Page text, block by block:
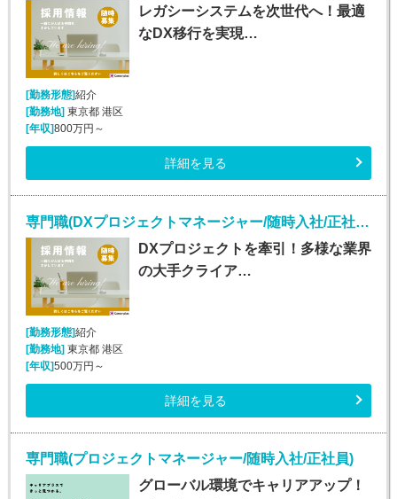
レガシーシステムを次世代へ！最適
なDX移行を実現…
[勤務形態]紹介
[勤務地] 東京都 港区
[年収]800万円～
詳細を見る
専門職(DXプロジェクトマネージャー/随時入社/正社員)
DXプロジェクトを牽引！多様な業界
の大手クライア…
[勤務形態]紹介
[勤務地]東京都 港区
[年収]500万円～
詳細を見る
専門職(プロジェクトマネージャー/随時入社/正社員)
グローバル環境でキャリアアップ！